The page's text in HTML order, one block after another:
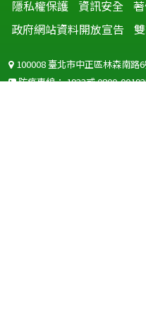
隱私權保護 資訊安全
政府網站資料開放宣告
100008 臺北市中正區林森南路
防疫專線：1922或0800-